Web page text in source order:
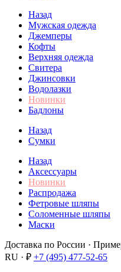
Назад
Мужская одежда
Джемперы
Кофты
Верхняя одежда
Свитера
Джинсовки
Водолазки
Новинки
Бадлоны
Назад
Сумки
Назад
Аксессуары
Новинки
Распродажа
Фетровые шляпы
Соломенные шляпы
Маски
Доставка по России ·
RU · ₽ +7 (495) 477-52-65